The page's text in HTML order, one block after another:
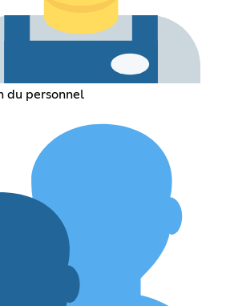
du personnel